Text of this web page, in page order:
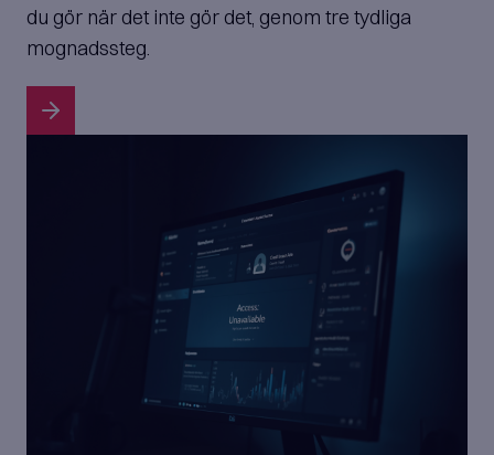
du gör när det inte gör det, genom tre tydliga
mognadssteg.